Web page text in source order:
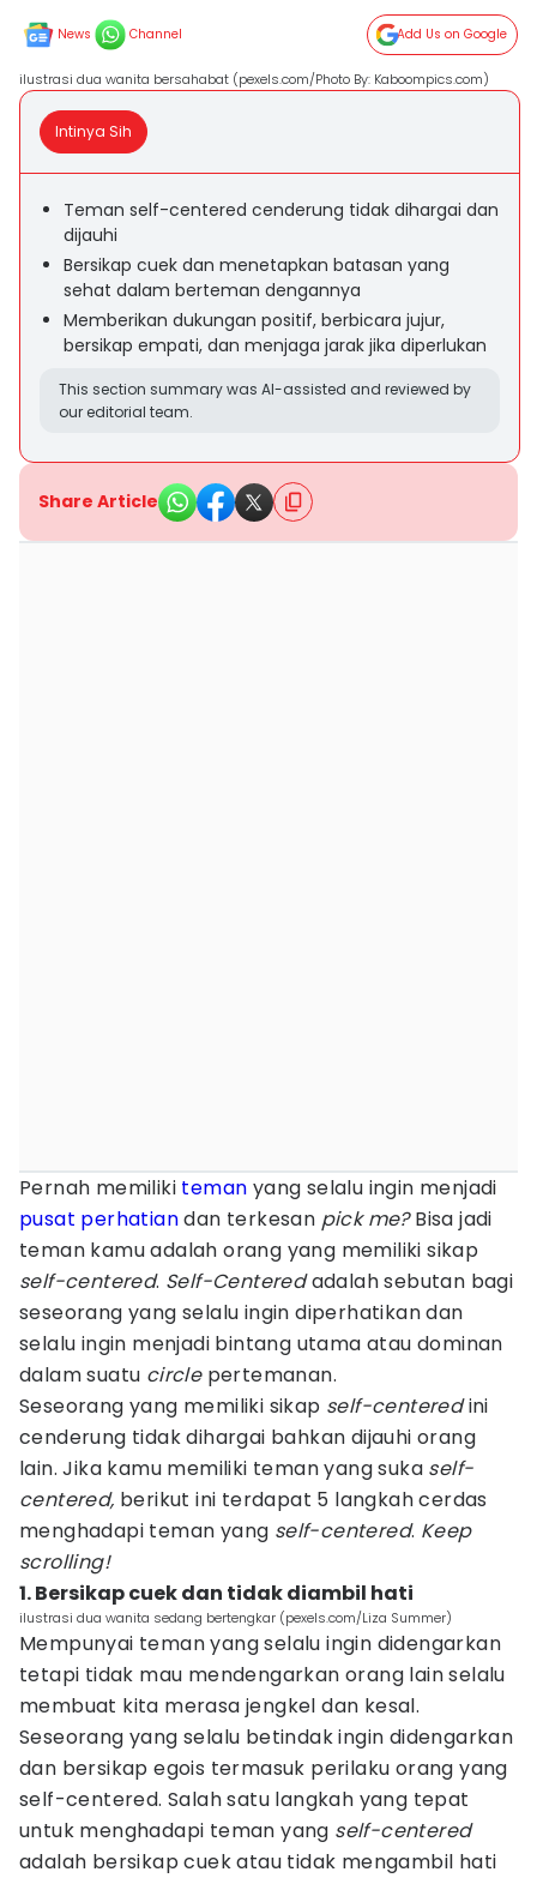
News Channel Add Us on Google
ilustrasi dua wanita bersahabat (pexels.com/Photo By: Kaboompics.com)
Intinya Sih
Teman self-centered cenderung tidak dihargai dan
dijauhi
Bersikap cuek dan menetapkan batasan yang
sehat dalam berteman dengannya
Memberikan dukungan positif, berbicara jujur,
bersikap empati, dan menjaga jarak jika diperlukan
This section summary was AI-assisted and reviewed by
our editorial team.
Share Article
Pernah memiliki teman yang selalu ingin menjadi
pusat perhatiandan terkesan pick me?Bisa jadi
teman kamu adalah orang yang memiliki sikap
self-centered. Self-Centeredadalah sebutan bagi
seseorang yang selalu ingin diperhatikan dan
selalu ingin menjadi bintang utama atau dominan
dalam suatu circlepertemanan.
Seseorang yang memiliki sikap self-centeredini
cenderung tidak dihargai bahkan dijauhi orang
lain. Jika kamu memiliki teman yang suka self-
centered, berikut ini terdapat 5 langkah cerdas
menghadapi teman yang self-centered. Keep
scrolling!
1. Bersikap cuek dan tidak diambil hati
ilustrasi dua wanita sedang bertengkar (pexels.com/Liza Summer)
Mempunyai teman yang selalu ingin didengarkan
tetapi tidak mau mendengarkan orang lain selalu
membuat kita merasa jengkel dan kesal.
Seseorang yang selalu betindak ingin didengarkan
dan bersikap egois termasuk perilaku orang yang
self-centered. Salah satu langkah yang tepat
untuk menghadapi teman yang self-centered
adalah bersikap cuek atau tidak mengambil hati